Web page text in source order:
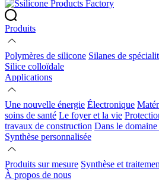
Produits
Polymères de silicone Silanes de
Silice colloïdale
Applications
Une nouvelle énergie Électronique
soins de santé Le foyer et la vie
travaux de construction Dans le
Synthèse personnalisée
Produits sur mesure Synthèse et
À propos de nous